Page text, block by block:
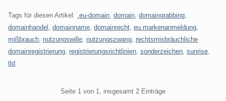
Tags für diesen Artikel: .eu-domain domain domaingrabbing
domainhandel
domainname domainrecht eu.markenanmeldung
mißbrauch nutzungswille nutzungszwang rechtsmisbräuchliche
domainregistrierung registrierungsrichtlinien sonderzeichen sunrise
tld
Seite 1 von 1, insgesamt 2 Einträge